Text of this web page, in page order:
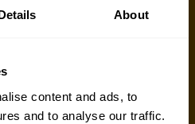
About
content and ads, to
and to analyse our traffic.
nach Preisdetails,
Expertenteam in
Sie zu unterstützen.